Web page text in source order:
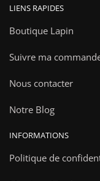
LIENS RAPIDES
Boutique Lapin
Suivre ma
Nous contacter
Notre Blog
INFORMATIONS
Politique de